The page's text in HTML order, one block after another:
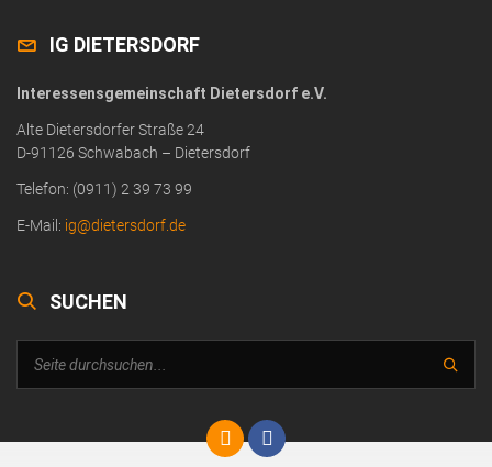
IG DIETERSDORF
Interessensgemeinschaft Dietersdorf e.V.
Alte Dietersdorfer Straße 24
D-91126 Schwabach – Dietersdorf
Telefon: (0911) 2 39 73 99
E-Mail: ig@dietersdorf.de
SUCHEN